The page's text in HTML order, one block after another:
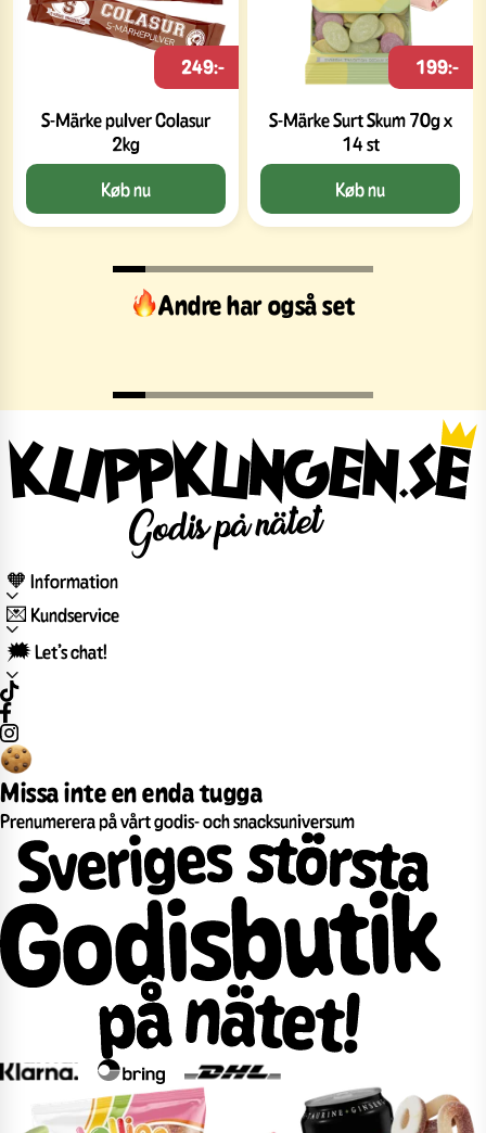
S-Märke pulver Colasur
2kg
249:-
Køb nu
S-Märke Surt Skum 70g x
14 st
199:-
Køb nu
Andre har også set
🧡 Information
💌 Kundservice
🗯️ Let’s chat!
Missa inte en enda tugga
Prenumerera på vårt godis- och snacksuniversum